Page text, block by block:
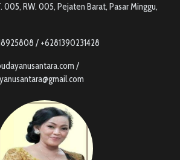
005, RW. 005, Pejaten Barat, Pasar Minggu,
/ +6281390231428
/